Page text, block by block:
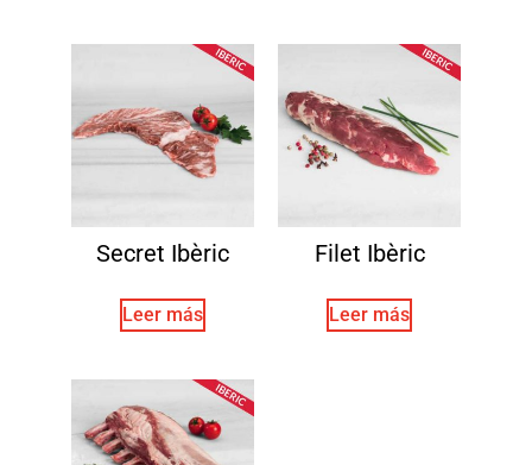
Secret Ibèric
Leer más
Filet Ibèric
Leer más